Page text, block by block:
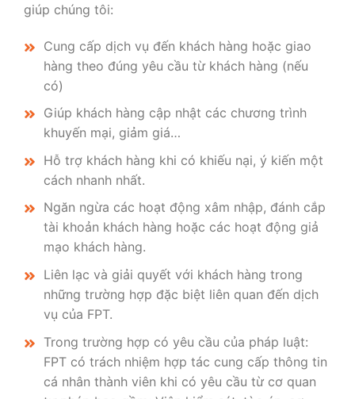
giúp chúng tôi:
Cung cấp dịch vụ đến khách hàng hoặc giao
hàng theo đúng yêu cầu từ khách hàng (nếu
có)
Giúp khách hàng cập nhật các chương trình
khuyến mại, giảm giá…
Hỗ trợ khách hàng khi có khiếu nại, ý kiến một
cách nhanh nhất.
Ngăn ngừa các hoạt động xâm nhập, đánh cắp
tài khoản khách hàng hoặc các hoạt động giả
mạo khách hàng.
Liên lạc và giải quyết với khách hàng trong
những trường hợp đặc biệt liên quan đến dịch
vụ của FPT.
Trong trường hợp có yêu cầu của pháp luật:
FPT có trách nhiệm hợp tác cung cấp thông tin
cá nhân thành viên khi có yêu cầu từ cơ quan